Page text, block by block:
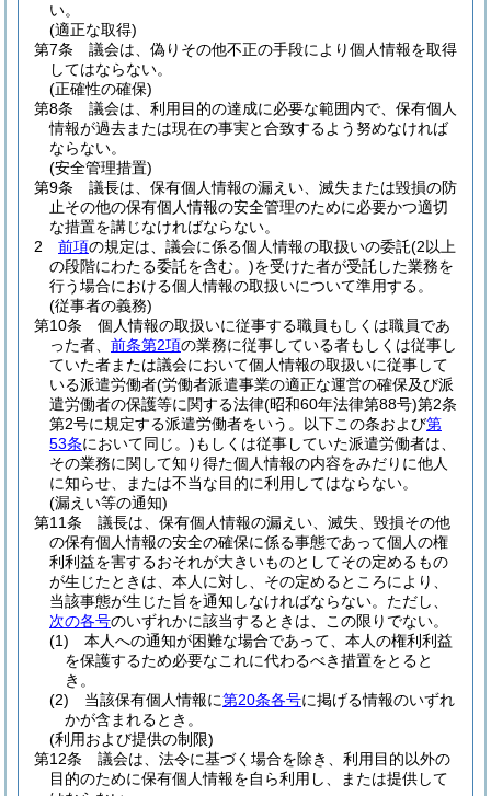
い。
(適正な取得)
第7条
議会は、偽りその他不正の手段により個人情報を取得
してはならない。
(正確性の確保)
第8条
議会は、利用目的の達成に必要な範囲内で、保有個人
情報が過去または現在の事実と合致するよう努めなければ
ならない。
(安全管理措置)
第9条
議長は、保有個人情報の漏えい、滅失または毀損の防
止その他の保有個人情報の安全管理のために必要かつ適切
な措置を講じなければならない。
2
前項の規定は、議会に係る個人情報の取扱いの委託(2以上
の段階にわたる委託を含む。)を受けた者が受託した業務を
行う場合における個人情報の取扱いについて準用する。
(従事者の義務)
第10条
個人情報の取扱いに従事する職員もしくは職員であ
った者、 前条第2項の業務に従事している者もしくは従事し
ていた者または議会において個人情報の取扱いに従事して
いる派遣労働者(労働者派遣事業の適正な運営の確保及び派
遣労働者の保護等に関する法律(昭和60年法律第88号)第2条
第2号に規定する派遣労働者をいう。以下この条および第
53条において同じ。)もしくは従事していた派遣労働者は、
その業務に関して知り得た個人情報の内容をみだりに他人
に知らせ、または不当な目的に利用してはならない。
(漏えい等の通知)
第11条
議長は、保有個人情報の漏えい、滅失、毀損その他
の保有個人情報の安全の確保に係る事態であって個人の権
利利益を害するおそれが大きいものとしてその定めるもの
が生じたときは、本人に対し、その定めるところにより、
当該事態が生じた旨を通知しなければならない。 ただし、
次の各号のいずれかに該当するときは、この限りでない。
(1)
本人への通知が困難な場合であって、本人の権利利益
を保護するため必要なこれに代わるべき措置をとると
き。
(2)
当該保有個人情報に第20条各号に掲げる情報のいずれ
かが含まれるとき。
(利用および提供の制限)
第12条
議会は、法令に基づく場合を除き、利用目的以外の
目的のために保有個人情報を自ら利用し、または提供して